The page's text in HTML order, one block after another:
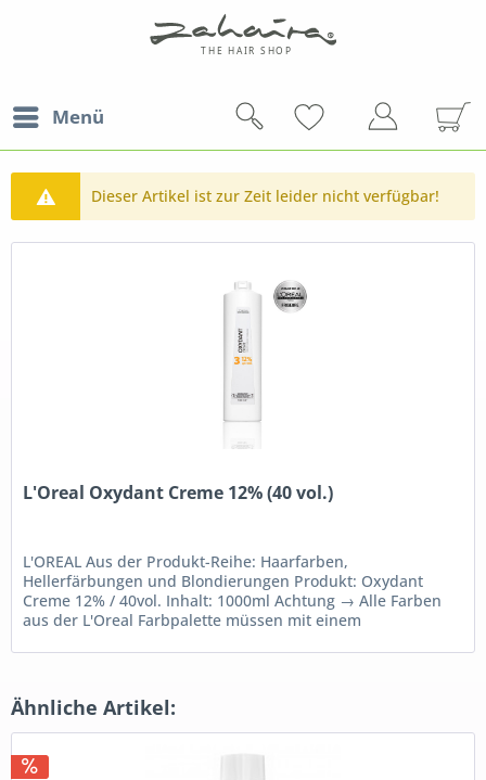
Menü
Dieser Artikel ist zur Zeit leider nicht verfügbar!
L'Oreal Oxydant Creme 12% (40 vol.)
L'OREAL Aus der Produkt-Reihe: Haarfarben,
Hellerfärbungen und Blondierungen Produkt: Oxydant
Creme 12% / 40vol. Inhalt: 1000ml Achtung → Alle Farben
aus der L'Oreal Farbpalette müssen mit einem
Ähnliche Artikel: